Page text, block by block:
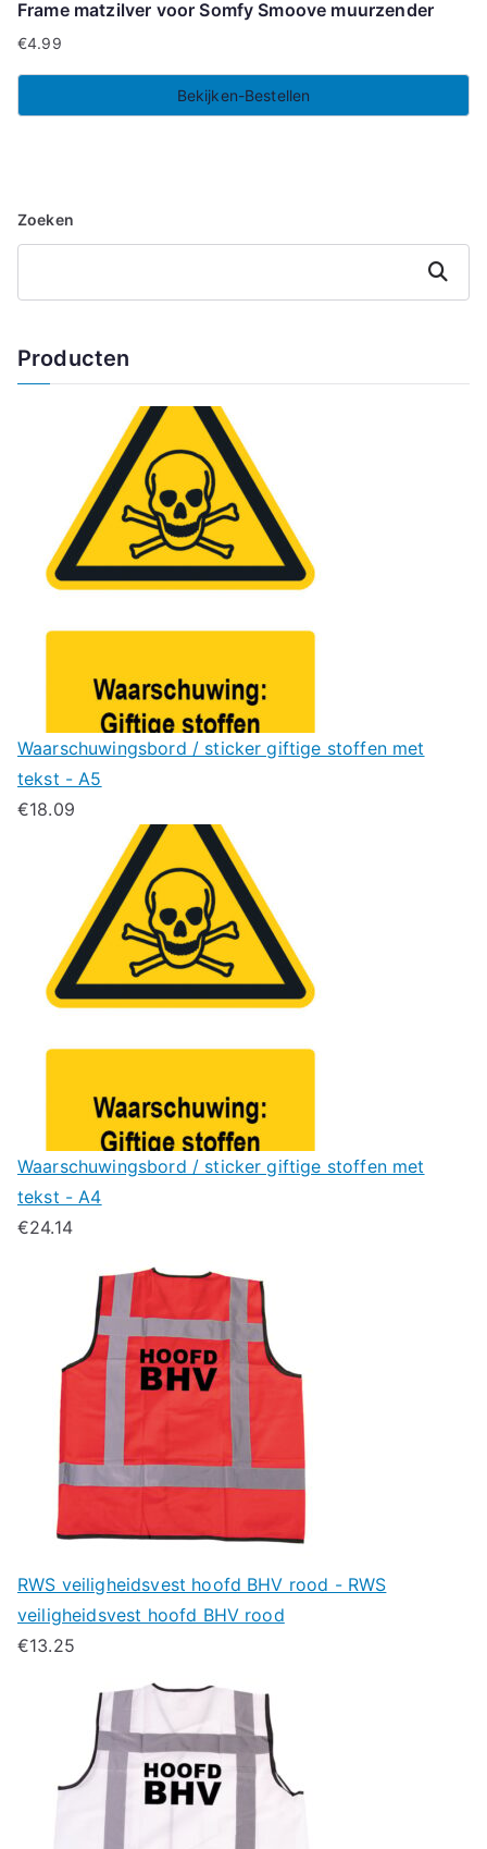
Frame matzilver voor Somfy Smoove muurzender
€4.99
Bekijken-Bestellen
Zoeken
Zoeken
Producten
Waarschuwingsbord / sticker giftige stoffen met
tekst - A5
€18.09
Waarschuwingsbord / sticker giftige stoffen met
tekst - A4
€24.14
RWS veiligheidsvest hoofd BHV rood - RWS
veiligheidsvest hoofd BHV rood
€13.25